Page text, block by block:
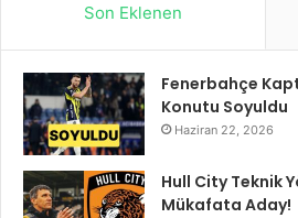
Son Eklenen
Fenerbahçe
Konutu Soyuldu
Haziran 22, 2026
Hull City Teknik
Mükafata Aday!